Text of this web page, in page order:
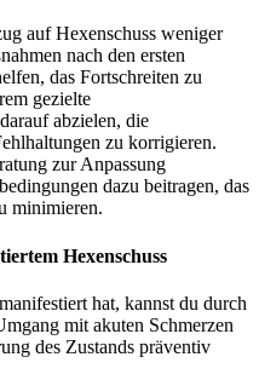
auf Hexenschuss weniger
nach den ersten
das Fortschreiten zu
gezielte
abzielen, die
zu korrigieren.
zur Anpassung
dazu beitragen, das
minimieren.
Hexenschuss
hat, kannst du durch
mit akuten Schmerzen
des Zustands präventiv